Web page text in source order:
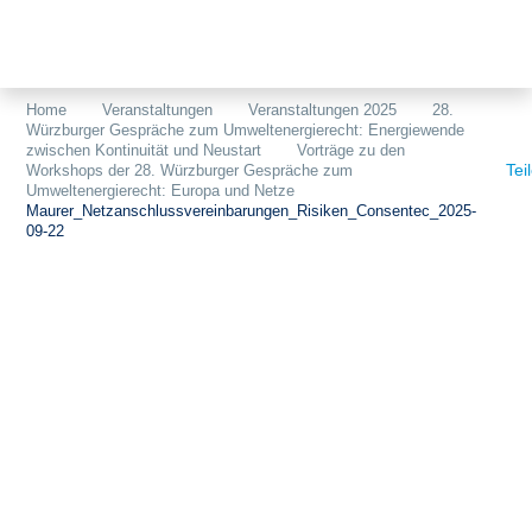
Europa
Publikationen
Home Veranstaltungen Veranstaltungen 2025
28.
Würzburger Gespräche zum Umweltenergierecht: Energiewende
zwischen Kontinuität und Neustart
Vorträge zu den
Workshops der 28. Würzburger Gespräche zum
Umweltenergierecht: Europa und Netze
Maurer_Netzanschlussvereinbarungen_Risiken_Consentec_2025-
09-22